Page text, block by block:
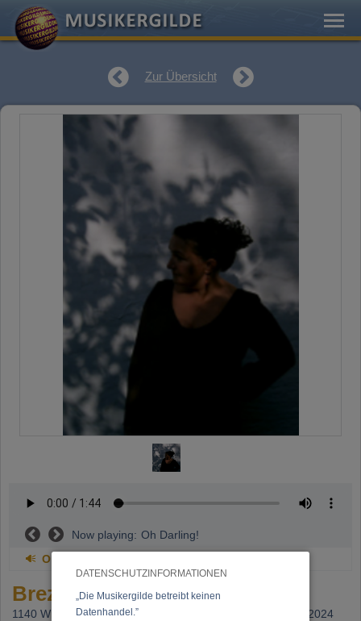
DATENSCHUTZINFORMATIONEN
„Die Musikergilde betreibt keinen
Datenhandel.”
Zur Übersicht
Now playing: Oh Darling!
Oh Darling!
Brezina, Sabine
1140 Wien, Beitritt: 16.10.1995, letzte Änderung: 17.12.2024